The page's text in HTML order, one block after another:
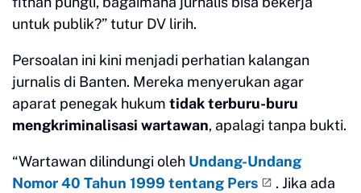
untuk publik?” tutur DV lirih.
Persoalan ini kini menjadi perhatian kalangan
jurnalis di Banten. Mereka menyerukan agar
aparat penegak hukum tidak terburu-buru
mengkriminalisasi wartawan, apalagi tanpa bukti.
“Wartawan dilindungi oleh Undang-Undang
Nomor 40 Tahun 1999 tentang Pers
. Jika ada